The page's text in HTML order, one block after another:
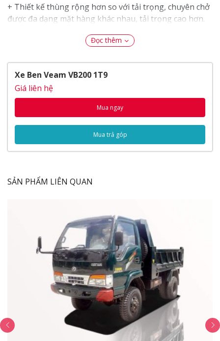
+ Thiết kế thùng rộng hơn so với tải trọng, chuyên chở
được đa dạng mặt hàng khác nhau, tải trọng cao hơn.
+ Động cơ máy Hyundai 2.5 lít vận hành mạnh mẽ, bền
bỉ, tiết kiệm nhiên liệu. Chất lượng đồng bộ động cơ,
động chính xác.
+ Thiết kế mạnh mẽ, gọn gàng, dễ dàng di chuyển vào
các cung đường nhỏ hẹp, xe hoạt động ở trung tâm
thành phố và ngoại thành.
Giá xe ben Veamhấp dẫn, thu hồi vốn nhanh
Thế Giới Xe Tảixin giới thiệu xe ben Veam 1T9 - VB200:
Ngoại Thất
Bảng điều khiển trung tâm
Đồng hồ taplo
Vận hành
Bánh xe
Thùng xe
Thông số kỹ thuật
Thông số chung
Động cơ
Đọc thêm
Xe Ben Veam VB200 1T9
Giá liên hệ
Mua ngay
Mua trả góp
SẢN PHẨM LIÊN QUAN